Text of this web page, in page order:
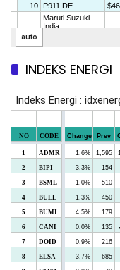
INDEKS ENERGI